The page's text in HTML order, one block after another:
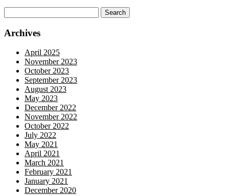
for:
Archives
April 2025
November 2023
October 2023
September 2023
August 2023
May 2023
December 2022
November 2022
October 2022
July 2022
May 2021
April 2021
March 2021
February 2021
January 2021
December 2020